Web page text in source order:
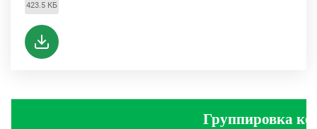
423.5 КБ
Группировка